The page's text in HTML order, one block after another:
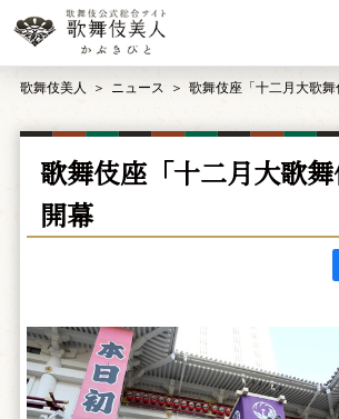
歌舞伎美人 ニュース 歌舞伎座「十二月大歌
歌舞伎座「十二月大歌
開幕